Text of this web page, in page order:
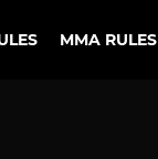
MMA RULES